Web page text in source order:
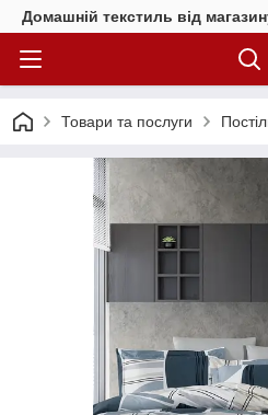
Домашній текстиль від
Товари та послуги